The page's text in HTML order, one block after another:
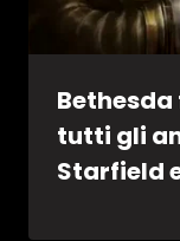
Bethesda
tutti gli
Starfield e